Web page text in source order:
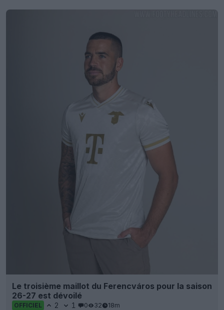
Le troisième maillot du Ferencváros pour la saison
26-27 est dévoilé
OFFICIEL 2 1 0 32 18m